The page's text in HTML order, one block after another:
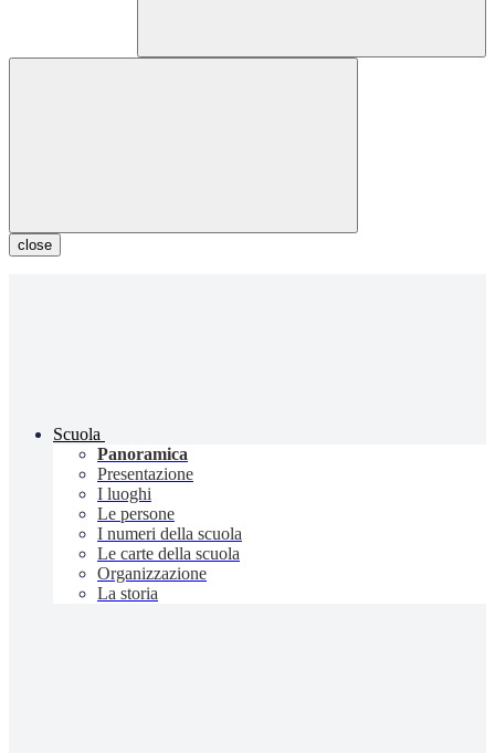
close
Scuola
Panoramica
Presentazione
I luoghi
Le persone
I numeri della scuola
Le carte della scuola
Organizzazione
La storia